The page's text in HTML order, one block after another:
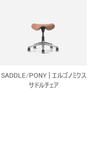
SADDLE/PONY | エルゴノミクス
サドルチェア